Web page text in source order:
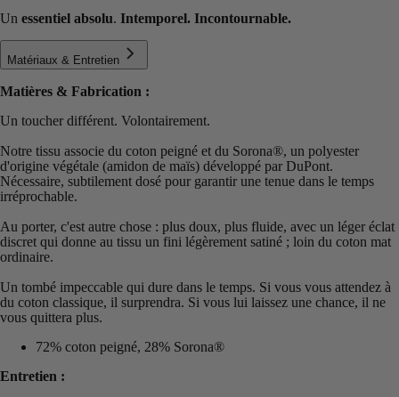
Un essentiel absolu. Intemporel. Incontournable.
Matériaux & Entretien
Matières & Fabrication :
Un toucher différent. Volontairement.
Notre tissu associe du coton peigné et du Sorona®️, un polyester
d'origine végétale (amidon de maïs) développé par DuPont.
Nécessaire, subtilement dosé pour garantir une tenue dans le temps
irréprochable.
Au porter, c'est autre chose : plus doux, plus fluide, avec un léger éclat
discret qui donne au tissu un fini légèrement satiné ; loin du coton mat
ordinaire.
Un tombé impeccable qui dure dans le temps. Si vous vous attendez à
du coton classique, il surprendra. Si vous lui laissez une chance, il ne
vous quittera plus.
72% coton peigné, 28% Sorona®
Entretien :